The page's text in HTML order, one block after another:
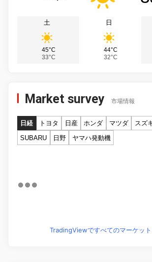
土
45°C
33°C
日
44°C
32°C
Market survey 市場情報
日経 トヨタ 日産 ホンダ マツダ スズ
SUBARU
日野 ヤマハ発動機
TradingViewですべてのマーケッ